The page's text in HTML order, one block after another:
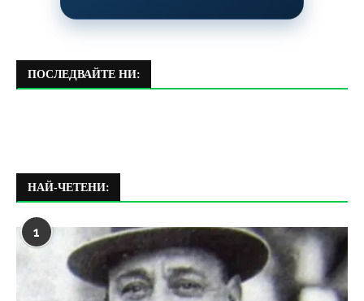
ПОСЛЕДВАЙТЕ НИ:
НАЙ-ЧЕТЕНИ:
1